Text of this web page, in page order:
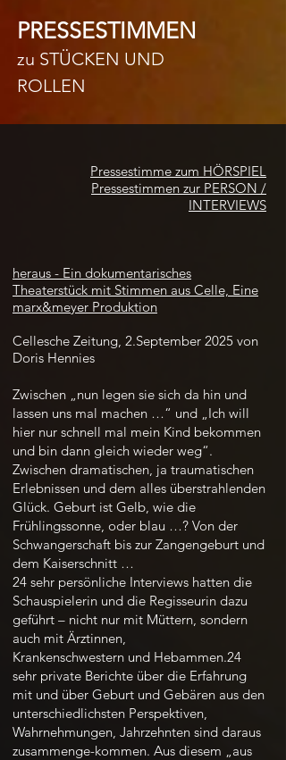
PRESSESTIMMEN
zu STÜCKEN UND
ROLLEN
Pressestimme zum HÖRSPIEL
Pressestimmen zur PERSON /
INTERVIEWS
heraus - Ein dokumentarisches
Theaterstück mit Stimmen aus Celle, Eine
marx&meyer Produktion
​Cellesche Zeitung, 2.September 2025 von
Doris Hennies
Zwischen „nun legen sie sich da hin und
lassen uns mal machen …“ und „Ich will
hier nur schnell mal mein Kind bekommen
und bin dann gleich wieder weg“.
Zwischen dramatischen, ja traumatischen
Erlebnissen und dem alles überstrahlenden
Glück. Geburt ist Gelb, wie die
Frühlingssonne, oder blau …? Von der
Schwangerschaft bis zur Zangengeburt und
dem Kaiserschnitt …
24 sehr persönliche Interviews hatten die
Schauspielerin und die Regisseurin dazu
geführt – nicht nur mit Müttern, sondern
auch mit Ärztinnen,
Krankenschwestern und Hebammen.24
sehr private Berichte über die Erfahrung
mit und über Geburt und Gebären aus den
unterschiedlichsten Perspektiven,
Wahrnehmungen, Jahrzehnten sind daraus
zusammenge-kommen. Aus diesem „aus